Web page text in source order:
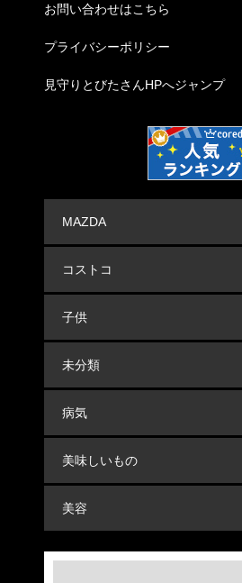
お問い合わせはこちら
プライバシーポリシー
見守りとびたさんHPへジャンプ
MAZDA
コストコ
子供
未分類
病気
美味しいもの
美容